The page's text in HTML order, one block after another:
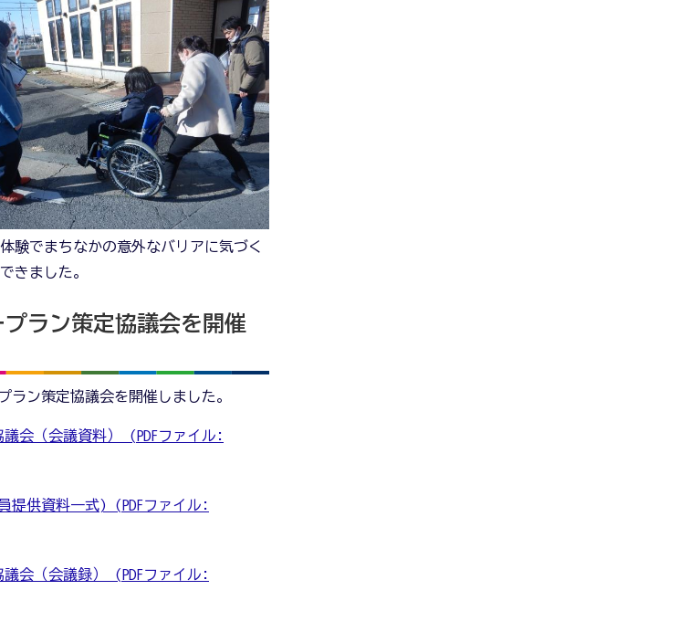
験でまちなかの意外なバリアに気づく
きました。
ラン策定協議会を開催
ラン策定協議会を開催しました。
会（会議資料） (PDFファイル:
提供資料一式) (PDFファイル:
会（会議録） (PDFファイル: